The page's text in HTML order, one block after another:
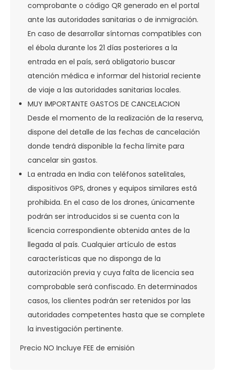
comprobante o código QR generado en el portal
ante las autoridades sanitarias o de inmigración.
En caso de desarrollar síntomas compatibles con
el ébola durante los 21 días posteriores a la
entrada en el país, será obligatorio buscar
atención médica e informar del historial reciente
de viaje a las autoridades sanitarias locales.
MUY IMPORTANTE GASTOS DE CANCELACION
Desde el momento de la realización de la reserva,
dispone del detalle de las fechas de cancelación
donde tendrá disponible la fecha límite para
cancelar sin gastos.
La entrada en India con teléfonos satelitales,
dispositivos GPS, drones y equipos similares está
prohibida. En el caso de los drones, únicamente
podrán ser introducidos si se cuenta con la
licencia correspondiente obtenida antes de la
llegada al país. Cualquier artículo de estas
características que no disponga de la
autorización previa y cuya falta de licencia sea
comprobable será confiscado. En determinados
casos, los clientes podrán ser retenidos por las
autoridades competentes hasta que se complete
la investigación pertinente.
Precio NO Incluye FEE de emisión